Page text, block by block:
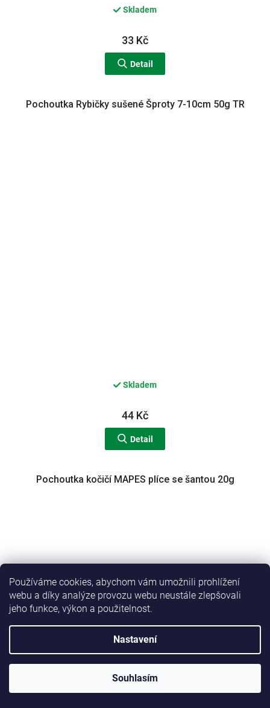
Používáme cookies, abychom vám umožnili prohlížení
webu a díky analýze provozu webu neustále zlepšovali
jeho funkce, výkon a použitelnost.
Nastavení
Souhlasím
Skladem
33 Kč
Detail
Pochoutka Rybičky sušené Šproty 7-10cm 50g TR
Skladem
44 Kč
Detail
Pochoutka kočičí MAPES plíce se šantou 20g